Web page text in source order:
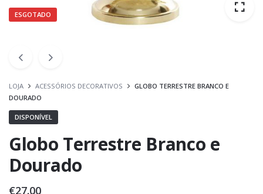
ESGOTADO
LOJA ACESSÓRIOS DECORATIVOS
GLOBO TERRESTRE BRANCO E
DOURADO
DISPONÍVEL
Globo Terrestre Branco e
Dourado
€27.00